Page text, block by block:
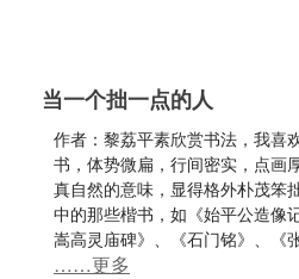
当一个拙一点的人
作者：黎荔平素欣赏书法，我喜
书，体势微扁，行间密实，点画
真自然的意味，显得格外朴茂笨
中的那些楷书，如《始平公造像
嵩高灵庙碑》、《石门铭》、《
……更多